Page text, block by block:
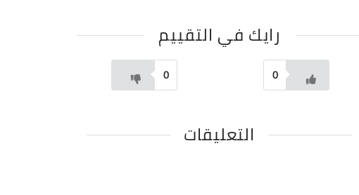
رايك في التقييم
0
0
التعليقات